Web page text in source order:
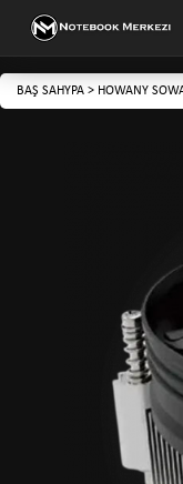
BAŞ SAHYPA > HOWANY